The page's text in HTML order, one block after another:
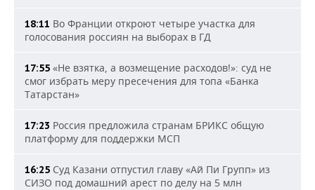
18:11 Во Франции откроют четыре участка для
голосования россиян на выборах в ГД
17:55 «Не взятка, а возмещение расходов!»: суд не
смог избрать меру пресечения для топа «Банка
Татарстан»
17:23 Россия предложила странам БРИКС общую
платформу для поддержки МСП
16:25 Суд Казани отпустил главу «Ай Пи Групп» из
СИЗО под домашний арест по делу на 5 млн